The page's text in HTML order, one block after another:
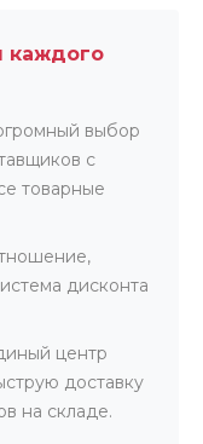
каждого
выбор
с
товарные
дисконта
центр
доставку
на складе.